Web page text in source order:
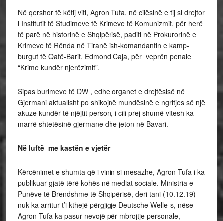
Në qershor të këtij viti, Agron Tufa, në cilësinë e tij si drejtor
i Institutit të Studimeve të Krimeve të Komunizmit, për herë
të parë në historinë e Shqipërisë, paditi në Prokurorinë e
Krimeve të Rënda në Tiranë ish-komandantin e kamp-
burgut të Qafë-Barit, Edmond Caja, për veprën penale
“Krime kundër njerëzimit”.
Sipas burimeve të DW , edhe organet e drejtësisë në
Gjermani aktualisht po shikojnë mundësinë e ngritjes së një
akuze kundër të njëjtit person, i cili prej shumë vitesh ka
marrë shtetësinë gjermane dhe jeton në Bavari.
Në luftë me kastën e vjetër
Kërcënimet e shumta që i vinin si mesazhe, Agron Tufa i ka
publikuar gjatë tërë kohës në mediat sociale. Ministria e
Punëve të Brendshme të Shqipërisë, deri tani (10.12.19)
nuk ka arritur t’i kthejë përgjigje Deutsche Welle-s, nëse
Agron Tufa ka pasur nevojë për mbrojtje personale,